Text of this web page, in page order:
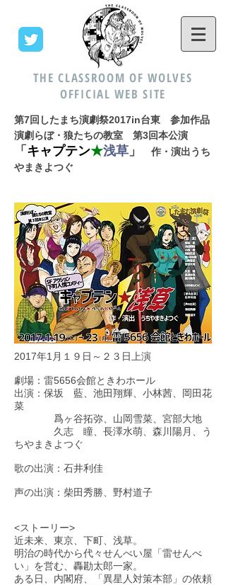
THE CLASSROOM OF WOLVES
OFFICIAL WEB SITE
第7回したまち演劇祭2017in台東 参加作品
演劇らぼ・狼たちの教室 第3回本公演
「 キャプテン★浅草 」
作・演出うち
やまきよつぐ
2017年1月１９日～２３日上演
​劇場：雷5656会館ときわホール
出演：保坂 藍、池田翔輝、小林茜、岡田花
菜
爲ヶ谷拓弥、山岡雪菜、宮部大地
久志 瞳、長澤水萌、森川陽月、う
ちやまきよつぐ
歌の出演：石井利佳
声の出演：柴田秀勝、野村道子
<ストーリー>
近未来、東京、下町、浅草。
明治の時代から代々せんべい屋「雷せんべ
い」を営む、轟勘太郎一家。
ある日、内閣府、「異星人対策本部」の依頼